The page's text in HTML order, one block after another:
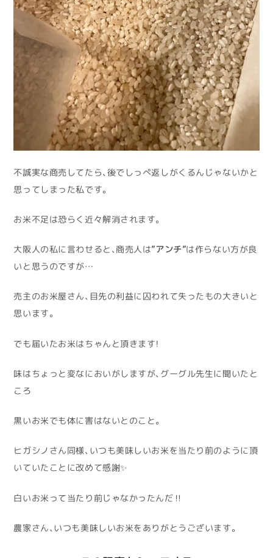
不誠実な商売してたら、後でしっぺ返しがくるんじゃないかと
思ってしまった私です。
お米不足は恐らく近々解消されます。
大阪人の私に言わせると、商売人は”アンチ”は作らない方が良
いと思うのですが…
売主のお米屋さん、目先の利益に囚われて失ったもの大きいと
思います。
でも届いたお米はちゃんと頂きます！
味はちょっと変なにおいがしますが、グーグル先生に聞いたと
ころ
黒いお米でも体に害はないとのこと。
ヒガシノさん同様、いつも美味しいお米を当たり前のように頂
いていたことに改めて感謝✨
白いお米って当たり前じゃなかったんだ‼
農家さん、いつも美味しいお米をありがとうございます。